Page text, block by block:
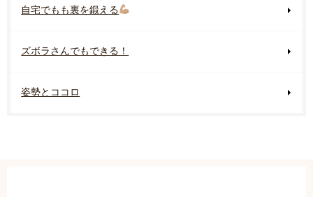
自宅でもも裏を鍛える
ズボラさんでもできる！
姿勢とココロ